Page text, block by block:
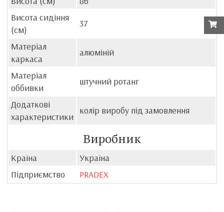
Висота сидіння
(см)
37
Матеріал
каркаса
алюміній
Матеріал
оббивки
штучний ротанг
Додаткові
характеристики
колір виробу під замовлення
Виробник
Країна
Україна
Підприємство
PRADEX